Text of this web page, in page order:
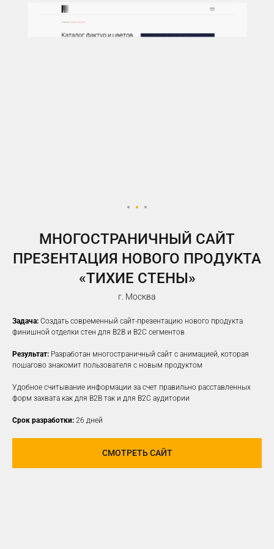
МНОГОСТРАНИЧНЫЙ САЙТ
ПРЕЗЕНТАЦИЯ НОВОГО ПРОДУКТА
«ТИХИЕ СТЕНЫ»
г. Москва
Задача: Создать современный сайт-презентацию нового продукта
финишной отделки стен для B2B и B2C сегментов
Результат: Разработан многостраничный сайт с анимацией, которая
пошагово знакомит пользователя с новым продуктом
Удобное считывание информации за счет правильно расставленных
форм захвата как для B2B так и для B2C аудитории
Срок разработки: 26 дней
СМОТРЕТЬ САЙТ